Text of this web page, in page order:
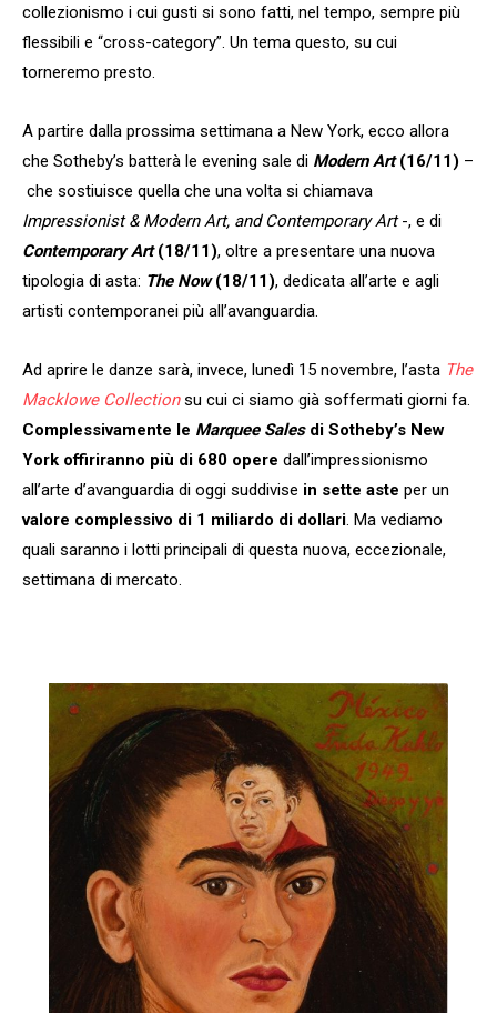
collezionismo i cui gusti si sono fatti, nel tempo, sempre più
flessibili e “cross-category”. Un tema questo, su cui
torneremo presto.
A partire dalla prossima settimana a New York, ecco allora
che Sotheby’s batterà le evening sale di Modern Art (16/11) –
che sostiuisce quella che una volta si chiamava
Impressionist & Modern Art, and Contemporary Art-, e di
Contemporary Art(18/11), oltre a presentare una nuova
tipologia di asta: The Now(18/11), dedicata all’arte e agli
artisti contemporanei più all’avanguardia.
Ad aprire le danze sarà, invece, lunedì 15 novembre, l’asta The
Macklowe Collectionsu cui ci siamo già soffermati giorni fa.
Complessivamente le Marquee Salesdi Sotheby’s New
York offiriranno più di 680 opere dall’impressionismo
all’arte d’avanguardia di oggi suddivise in sette aste per un
valore complessivo di 1 miliardo di dollari . Ma vediamo
quali saranno i lotti principali di questa nuova, eccezionale,
settimana di mercato.